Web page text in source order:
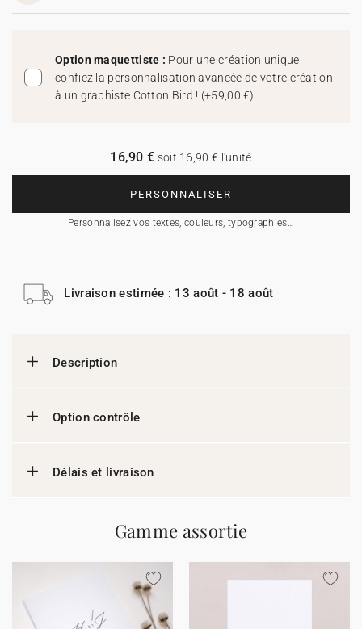
Option maquettiste : Pour une création unique,
confiez la personnalisation avancée de votre création
à un graphiste Cotton Bird ! (+59,00 €)
PERSONNALISER
Personnalisez vos textes, couleurs, typographies…
16,90 € soit 16,90 € l'unité
Livraison estimée : 13 août - 18 août
Description
Option contrôle
Délais et livraison
Gamme assortie